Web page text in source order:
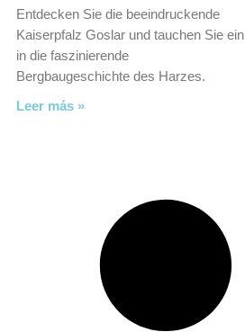
Entdecken Sie die beeindruckende
Kaiserpfalz Goslar und tauchen Sie ein
in die faszinierende
Bergbaugeschichte des Harzes.
Leer más »